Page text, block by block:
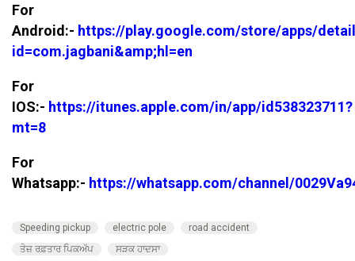
For
Android:- https://play.google.com/store/apps/
id=com.jagbani&amp;hl=en
For
IOS:- https://itunes.apple.com/in/app/id538323711?
mt=8
For
Whatsapp:- https://whatsapp.com/channel/
Speeding pickup electric pole
road accident
ਤੇਜ਼ ਰਫ਼ਤਾਰ ਪਿਕਅੱਪ
ਸੜਕ ਹਾਦਸਾ